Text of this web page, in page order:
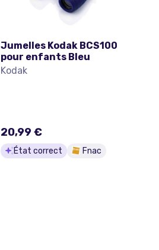
Jumelles Kodak BCS100
pour enfants Bleu
Kodak
20,99 €
État correct Fnac